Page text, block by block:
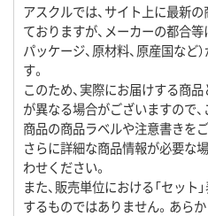
アスクルでは、サイト上に最新
ておりますが、メーカーの都合等
パッケージ、原材料、原産国など
す。
このため、実際にお届けする商
が異なる場合がございますので
商品の商品ラベルや注意書きを
さらに詳細な商品情報が必要な
わせください。
また、販売単位における「セット
するものではありません。あら